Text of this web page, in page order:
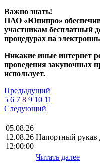
Важно знать!
ПАО «Юнипро»
участникам бесплатный
процедурах на
Никакие иные интернет
проведения закупочных
использует.
Предыдущий
5 6 7 8 9 10 11
Следующий
05.08.26
12.08.26
12:00:00
Напортный
Читать далее